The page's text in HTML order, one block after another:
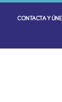
CONTACTA Y